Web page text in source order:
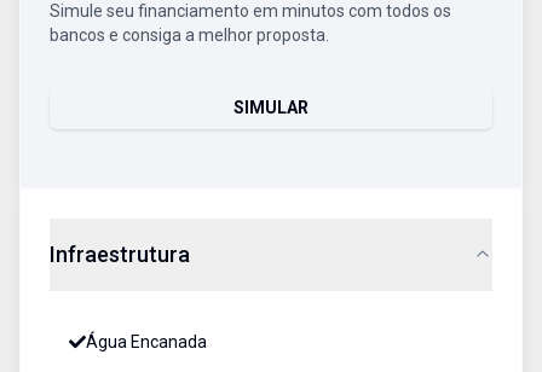
Simule seu financiamento em minutos com todos os
bancos e consiga a melhor proposta.
SIMULAR
Infraestrutura
Água Encanada